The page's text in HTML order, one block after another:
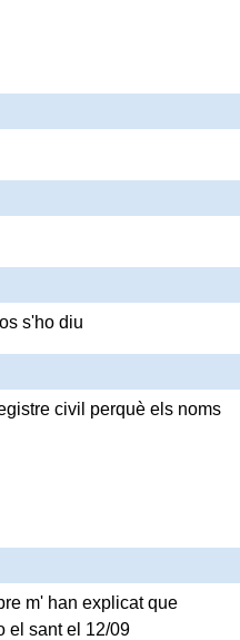
s'ho diu
civil perquè els noms
m' han explicat que
el sant el 12/09